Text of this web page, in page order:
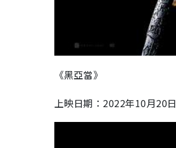
《黑亞當》
上映日期：2022年10月20日